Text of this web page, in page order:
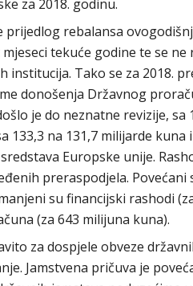
za 2018. godinu.
prijedlog rebalansa
tekuće godine te se ne
Tako se za 2018.
donošenja Državnog
je do neznatne revizije, sa
133,3 na 131,7 milijarde kuna
Europske unije.
preraspodjela. Povećani
su financijski rashodi
(za 643 milijuna kuna).
za dospjele obveze
Jamstvena pričuva je